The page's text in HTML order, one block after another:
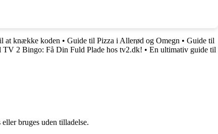
at knække koden • Guide til Pizza i Allerød og Omegn • Guide til
2 Bingo: Få Din Fuld Plade hos tv2.dk! • En ultimativ guide til
bruges uden tilladelse.